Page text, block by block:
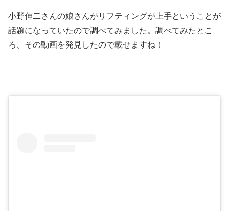
小野伸二さんの娘さんがリフティングが上手ということが
話題になっていたので調べてみました。調べてみたとこ
ろ、その動画を発見したので載せますね！